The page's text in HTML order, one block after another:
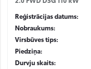
Reģistrācijas datums:
Nobraukums:
Virsbūves tips:
Piedziņa:
Durvju skaits: